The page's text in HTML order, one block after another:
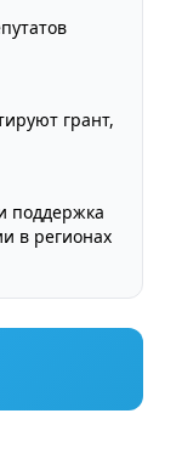
грант,
поддержка
в регионах